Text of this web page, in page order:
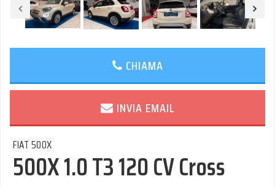
CHIAMA
INVIA EMAIL
FIAT 500X
500X 1.0 T3 120 CV Cross